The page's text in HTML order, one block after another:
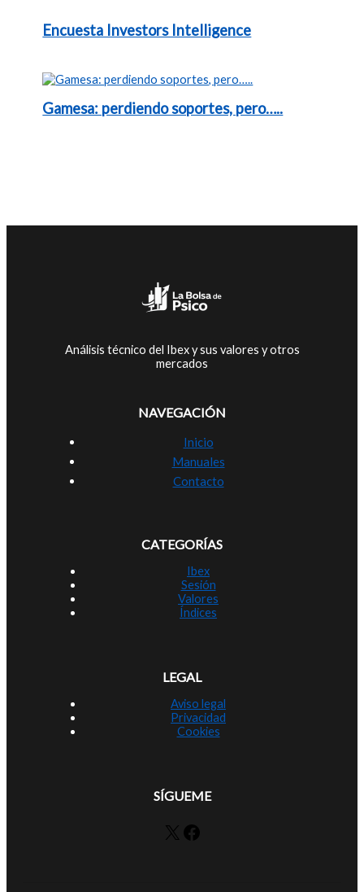
Encuesta Investors Intelligence
Gamesa: perdiendo soportes, pero…..
Análisis técnico del Ibex y sus valores y otros
mercados
NAVEGACIÓN
Inicio
Manuales
Contacto
CATEGORÍAS
Ibex
Sesión
Valores
Índices
LEGAL
Aviso legal
Privacidad
Cookies
SÍGUEME
X Facebook